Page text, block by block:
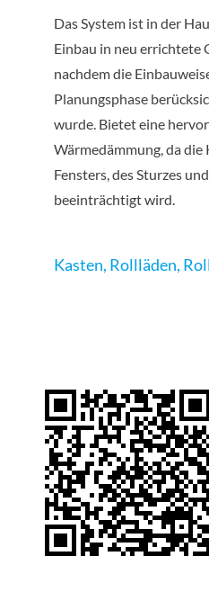
Das System ist in der
Einbau in neu errichtete
nachdem die
Planungsphase
wurde. Bietet eine
Wärmedämmung, da
Fensters, des Sturzes
beeinträchtigt wird.
Kasten, Rollläden,